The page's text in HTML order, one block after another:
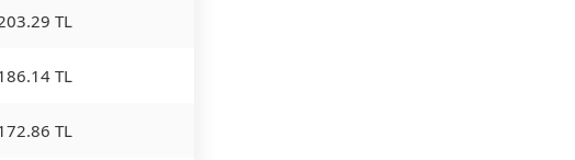
TL
TL
TL